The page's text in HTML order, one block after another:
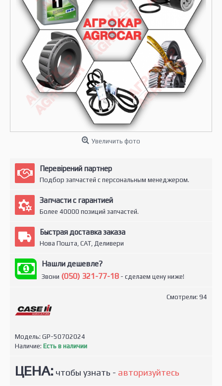
Увеличить фото
Перевірений партнер
Подбор запчастей с персональным менеджером.
Запчасти с гарантией
Более 40000 позиций запчастей.
Быстрая доставка заказа
Нова Пошта, САТ, Деливери
Нашли дешевле?
Звони (050) 321-77-18 - сделаем цену ниже!
Смотрели: 94
Модель: GP-50702024
Наличие: Есть в наличии
ЦЕНА: чтобы узнать - авторизуйтесь